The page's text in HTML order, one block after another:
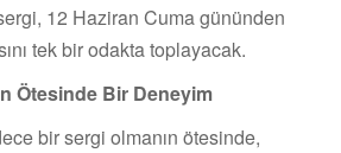
12 Haziran Cuma gününden
tek bir odakta toplayacak.
Ötesinde Bir Deneyim
bir sergi olmanın ötesinde,